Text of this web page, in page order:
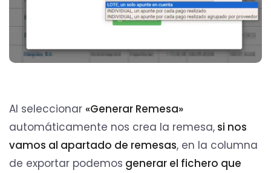
Al seleccionar «Generar Remesa»
automáticamente nos crea la remesa, si nos
vamos al apartado de remesas, en la columna
de exportar podemos generar el fichero que